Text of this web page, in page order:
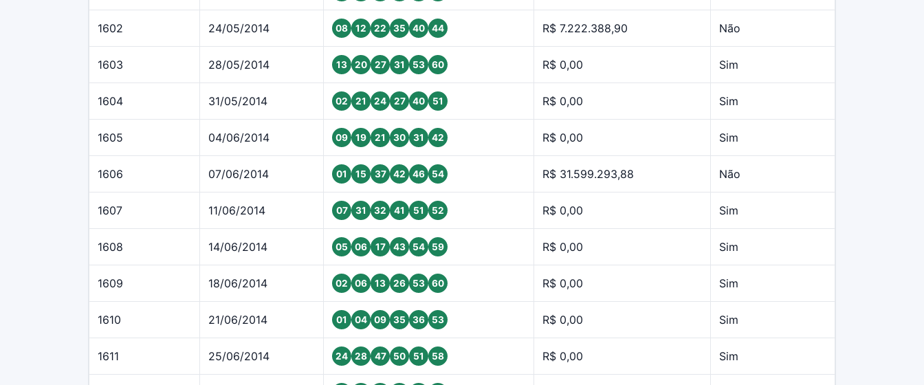
1602 24/05/2014 08 12 22 35 40 44 R$ 7.222.388,90 Não
1603 28/05/2014 13 20 27 31 53 60 R$ 0,00 Sim
1604 31/05/2014 02 21 24 27 40 51 R$ 0,00 Sim
1605 04/06/2014 09 19 21 30 31 42 R$ 0,00 Sim
1606 07/06/2014 01 15 37 42 46 54 R$ 31.599.293,88 Não
1607 11/06/2014 07 31 32 41 51 52 R$ 0,00 Sim
1608 14/06/2014 05 06 17 43 54 59 R$ 0,00 Sim
1609 18/06/2014 02 06 13 26 53 60 R$ 0,00 Sim
1610 21/06/2014 01 04 09 35 36 53 R$ 0,00 Sim
1611 25/06/2014 24 28 47 50 51 58 R$ 0,00 Sim